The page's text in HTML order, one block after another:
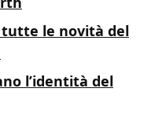
tutte le novità del
l’identità del